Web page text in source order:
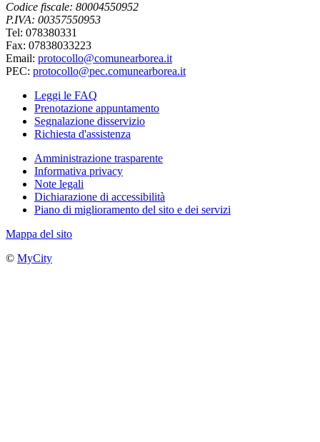
Codice fiscale: 80004550952
P.IVA: 00357550953
Tel: 078380331
Fax: 07838033223
Email: protocollo@comunearborea.it
PEC: protocollo@pec.comunearborea.it
Leggi le FAQ
Prenotazione appuntamento
Segnalazione disservizio
Richiesta d'assistenza
Amministrazione trasparente
Informativa privacy
Note legali
Dichiarazione di accessibilità
Piano di miglioramento del sito e dei servizi
Mappa del sito
© MyCity